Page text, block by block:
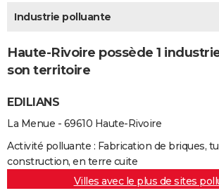
Destinations
City break
Voyage nature
Voyage de noces
Forum
Climat
+PHOTO
GUIDES D'ACHAT
BONS PLANS
CARTE DE VOEUX
Carte de Noël
Carte Bonne année
Carte Saint-Valentin
Carte Pâques
Carte d'anniversaire
DICTIONNAIRE
Dictionnaire
Biographies
Citations
Expressions
Proverbes
PROGRAMME TV
COPAINS D'AVANT
Industrie polluante
Haute-Rivoire possède 1
son territoire
EDILIANS
La Menue - 69610 Haute-Rivoire
Activité polluante : Fabrication de briques,
construction, en terre cuite
Villes avec le plus de sites